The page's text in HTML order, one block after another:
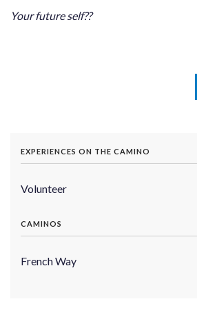
Your future self??
EXPERIENCES ON THE CAMINO
Volunteer
CAMINOS
French Way